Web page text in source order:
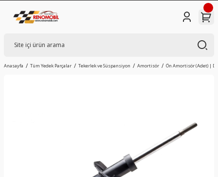
Anasayfa Tüm Yedek Parçalar Tekerlek ve Süspansiyon Amortisör Ön Amortisör (Adet) |